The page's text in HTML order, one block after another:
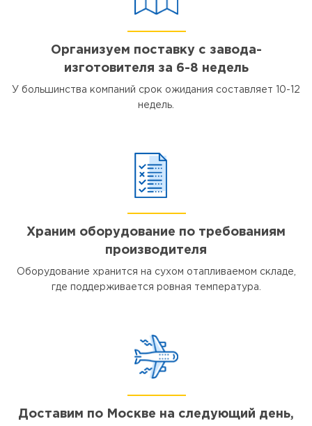
Организуем поставку с завода-
изготовителя за 6-8 недель
У большинства компаний срок ожидания составляет 10-12
недель.
Храним оборудование по требованиям
производителя
Оборудование хранится на сухом отапливаемом складе,
где поддерживается ровная температура.
Доставим по Москве на следующий день,